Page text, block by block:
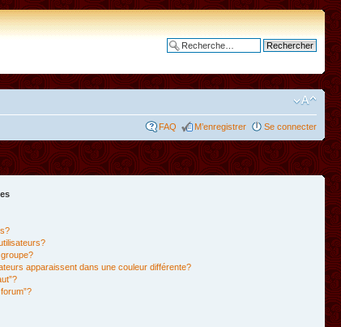
FAQ M’enregistrer Se connecter
apparaissent dans une couleur différente?